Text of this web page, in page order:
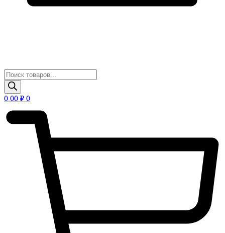
Поиск
товаров
0.00 ₽ 0